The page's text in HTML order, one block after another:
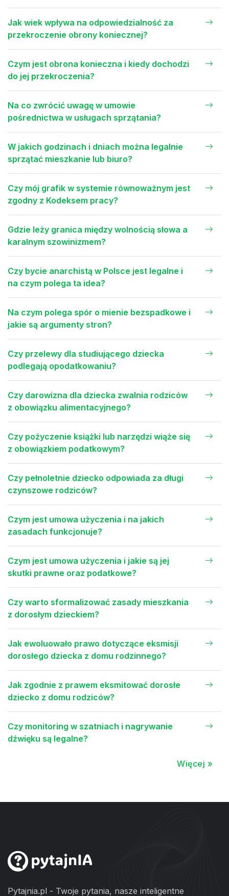
Jak wiek wpływa na odpowiedzialność za
przekroczenie obrony koniecznej?
Czym jest obrona konieczna i kiedy dochodzi
do jej przekroczenia?
Na co zwrócić uwagę w umowie
pośrednictwa w usługach sprzątania?
W jakich godzinach i dniach można legalnie
sprzątać mieszkanie lub biuro?
Czy mój grafik w systemie równoważnym jest
zgodny z Kodeksem pracy?
Gdzie leży granica między wolnością słowa a
karalnym szowinizmem?
Czy bycie anarchistą w Polsce jest legalne i
na czym polega ta idea?
Na czym polega spór o mienie bezspadkowe i
jakie są argumenty stron?
Czy przelewy dla studiującego dziecka
podlegają opodatkowaniu?
Czy darowizna dla dziecka zwalnia rodziców
z obowiązku alimentacyjnego?
Czy pożyczenie książki lub narzędzi wiąże się
z obowiązkiem podatkowym?
Czy pełnoletnie dziecko odpowiada za długi
czynszowe rodziców?
Czym jest umowa użyczenia i na jakich
zasadach funkcjonuje?
Czym jest umowa użyczenia i jakie są jej
skutki prawne oraz podatkowe?
Czy warto sformalizować zasady mieszkania
z dorosłym dzieckiem?
Jak ewoluowało prawo dotyczące eksmisji
dorosłego dziecka z domu rodzinnego?
Jak zgodnie z prawem eksmitować dorosłe
dziecko z domu rodziców?
Czy monitoring w szatniach i nagrywanie
dźwięku są legalne?
Więcej »
Pytajnia.pl - Twoje pytania, nasze inteligentne